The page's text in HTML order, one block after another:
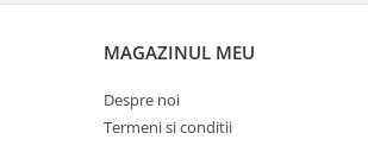
MAGAZINUL MEU
Despre noi
Termeni si conditii